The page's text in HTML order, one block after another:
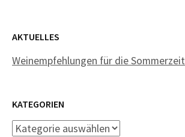
AKTUELLES
Weinempfehlungen für die Sommerzeit
KATEGORIEN
Kategorien